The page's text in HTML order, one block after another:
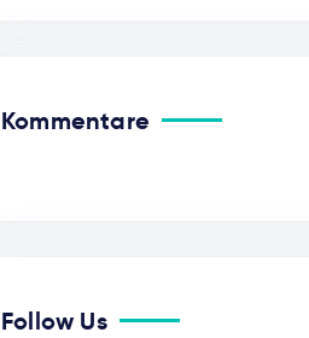
Kommentare
Follow Us